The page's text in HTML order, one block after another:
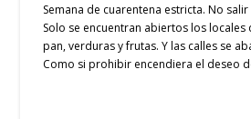
Semana de cuarentena estricta. No
Solo se encuentran abiertos los locales
pan, verduras y frutas. Y las calles se
Como si prohibir encendiera el deseo